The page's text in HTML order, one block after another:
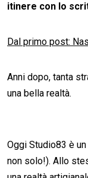
itinere con lo
Dal primo post:
Anni dopo, tanta
una bella realtà.
Oggi Studio83 è
non solo!). Allo